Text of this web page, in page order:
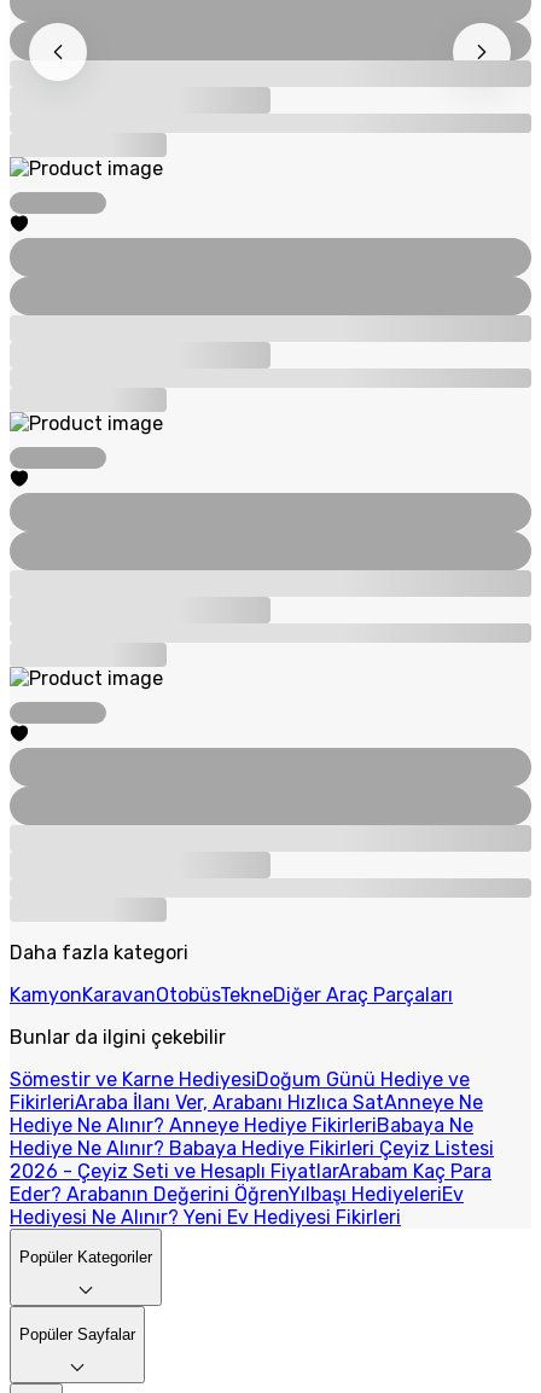
Daha fazla kategori
KamyonKaravanOtobüsTekneDiğer Araç Parçaları
Bunlar da ilgini çekebilir
Sömestir ve Karne HediyesiDoğum Günü Hediye ve
FikirleriAraba İlanı Ver, Arabanı Hızlıca SatAnneye Ne
Hediye Ne Alınır? Anneye Hediye FikirleriBabaya Ne
Hediye Ne Alınır? Babaya Hediye Fikirleri Çeyiz Listesi
2026 - Çeyiz Seti ve Hesaplı FiyatlarArabam Kaç Para
Eder? Arabanın Değerini ÖğrenYılbaşı HediyeleriEv
Hediyesi Ne Alınır? Yeni Ev Hediyesi Fikirleri
Popüler Kategoriler
Popüler Sayfalar